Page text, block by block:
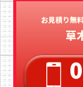
お見積り無
草